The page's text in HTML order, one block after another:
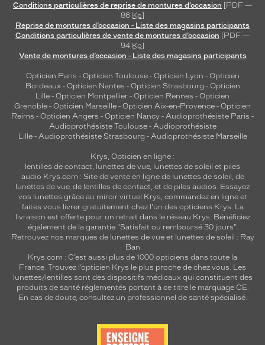
Conditions particulières de reprise de montures d’occasion [PDF —
86 Ko]
Reprise de montures d’occasion - Liste des magasins participants
Conditions particulières de vente de montures d’occasion [PDF —
94 Ko]
Vente de montures d’occasion - Liste des magasins participants
Opticien Paris - Opticien Toulouse- Opticien Lyon - Opticien
Bordeaux- Opticien Nantes - Opticien Strasbourg - Opticien
Lille - Opticien Montpellier - Opticien Rennes - Opticien
Grenoble - Opticien Marseille - Opticien Aix-en-Provence - Opticien
Reims - Opticien Angers - Opticien Nancy - Audioprothésiste Paris -
Audioprothésiste Toulouse- Audioprothésiste
Lille- Audioprothésiste Strasbourg - Audioprothésiste Marseille
Krys, Opticien en ligne :
lentilles de contact, lunettes de vue, lunettes de soleil et piles
audio Krys.com : Site de vente en ligne de lunettes de soleil, de
lunettes de vue, de lentilles de contact, et de piles audios. Essayez
vos lunettes grâce au miroir virtuel Krys, commandez en ligne et
faites vous livrer gratuitement chez l'un des opticiens Krys. La
livraison est offerte pour un retrait dans le réseau Krys. Bénéficiez
également de la garantie "Satisfait ou remboursé 30 jours".
Retrouvez nos marques de lunettes de vue et lunettes de soleil : Ray
Ban
Krys.com : C’est aussi plus de 1000 opticiens dans toute la
France. Trouvez l’opticien Krys le plus proche de chez vous. Les
lunettes/lentilles sont des dispositifs médicaux qui constituent des
produits de santé réglementés portant à ce titre le marquage CE.
En cas de doute, consultez un professionnel de santé spécialisé.